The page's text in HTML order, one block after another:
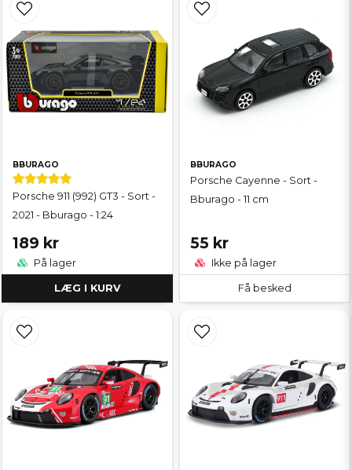
BBURAGO
Porsche 911 (992) GT3 - Sort -
2021 - Bburago - 1:24
189 kr
På lager
LÆG I KURV
BBURAGO
Porsche Cayenne - Sort -
Bburago - 11 cm
55 kr
Ikke på lager
Få besked